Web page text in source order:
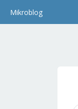
Mikroblog